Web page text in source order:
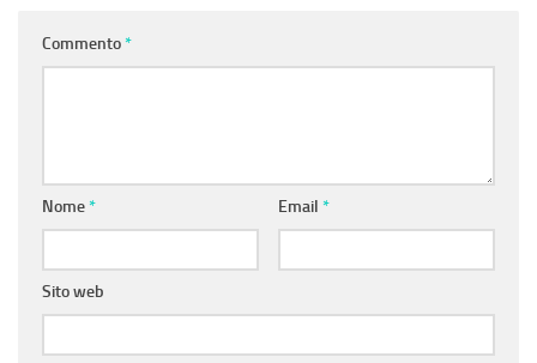
Commento*
Nome* Email *
Sito web